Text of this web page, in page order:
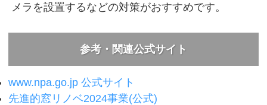
メラを設置するなどの対策がおすすめです。
参考・関連公式サイト
www.npa.go.jp 公式サイト
先進的窓リノベ2024事業(公式)